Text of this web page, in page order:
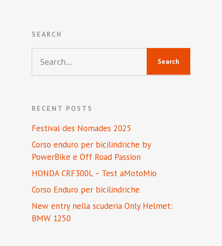
SEARCH
RECENT POSTS
Festival des Nomades 2025
Corso enduro per bicilindriche by
PowerBike e Off Road Passion
HONDA CRF300L – Test aMotoMio
Corso Enduro per bicilindriche
New entry nella scuderia Only Helmet:
BMW 1250